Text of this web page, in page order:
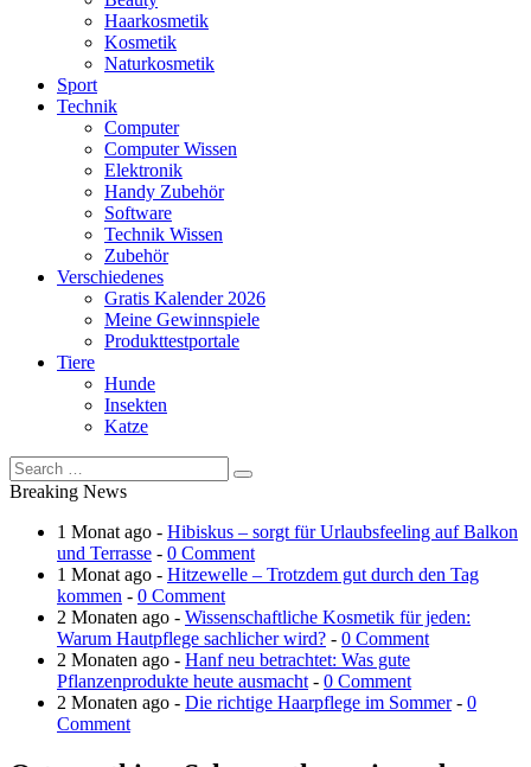
Haarkosmetik
Kosmetik
Naturkosmetik
Sport
Technik
Computer
Computer Wissen
Elektronik
Handy Zubehör
Software
Technik Wissen
Zubehör
Verschiedenes
Gratis Kalender 2026
Meine Gewinnspiele
Produkttestportale
Tiere
Hunde
Insekten
Katze
Breaking News
1 Monat ago - Hibiskus – sorgt für Urlaubsfeeling auf Balkon
und Terrasse - 0 Comment
1 Monat ago - Hitzewelle – Trotzdem gut durch den Tag
kommen - 0 Comment
2 Monaten ago - Wissenschaftliche Kosmetik für jeden:
Warum Hautpflege sachlicher wird? - 0 Comment
2 Monaten ago - Hanf neu betrachtet: Was gute
Pflanzenprodukte heute ausmacht - 0 Comment
2 Monaten ago - Die richtige Haarpflege im Sommer- 0
Comment